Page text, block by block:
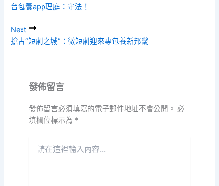
台包養app理庭：守法！
Next
搶占“短劇之城”：微短劇迎來專包養新邦畿
發佈留言
發佈留言必須填寫的電子郵件地址不會公開。 必
填欄位標示為 *